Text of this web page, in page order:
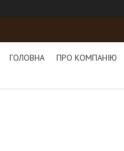
ГОЛОВНА ПРО КОМПАНІЮ